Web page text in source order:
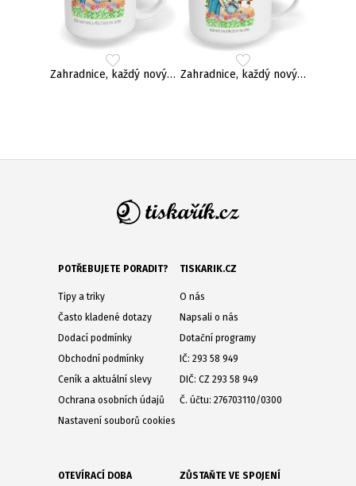
Zahradnice, každý nový den je příležitost pro zázrak Zahradnice, každý nový den je příležitost pro zázrak
POTŘEBUJETE PORADIT?
Tipy a triky
Často kladené dotazy
Dodací podmínky
Obchodní podmínky
Ceník a aktuální slevy
Ochrana osobních údajů
Nastavení souborů cookies
TISKARIK.CZ
O nás
Napsali o nás
Dotační programy
IČ: 293 58 949
DIČ: CZ 293 58 949
Č. účtu: 276703110/0300
OTEVÍRACÍ DOBA ZŮSTAŇTE VE SPOJENÍ